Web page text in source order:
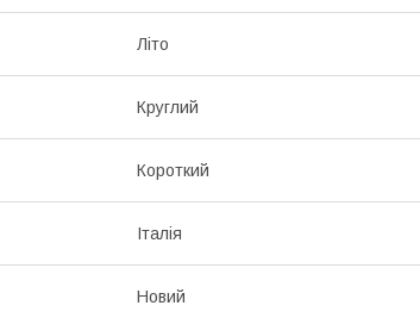
Літо
Круглий
Короткий
Італія
Новий